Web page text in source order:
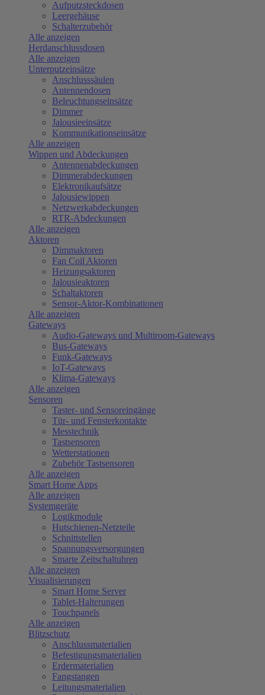
Aufputzsteckdosen
Leergehäuse
Schalterzubehör
Alle anzeigen
Herdanschlussdosen
Alle anzeigen
Unterputzeinsätze
Anschlusssäulen
Antennendosen
Beleuchtungseinsätze
Dimmer
Jalousieeinsätze
Kommunikationseinsätze
Alle anzeigen
Wippen und Abdeckungen
Antennenabdeckungen
Dimmerabdeckungen
Elektronikaufsätze
Jalousiewippen
Netzwerkabdeckungen
RTR-Abdeckungen
Alle anzeigen
Aktoren
Dimmaktoren
Fan Coil Aktoren
Heizungsaktoren
Jalousieaktoren
Schaltaktoren
Sensor-Aktor-Kombinationen
Alle anzeigen
Gateways
Audio-Gateways und Multiroom-Gateways
Bus-Gateways
Funk-Gateways
IoT-Gateways
Klima-Gateways
Alle anzeigen
Sensoren
Taster- und Sensoreingänge
Tür- und Fensterkontakte
Messtechnik
Tastsensoren
Wetterstationen
Zubehör Tastsensoren
Alle anzeigen
Smart Home Apps
Alle anzeigen
Systemgeräte
Logikmodule
Hutschienen-Netzteile
Schnittstellen
Spannungsversorgungen
Smarte Zeitschaltuhren
Alle anzeigen
Visualisierungen
Smart Home Server
Tablet-Halterungen
Touchpanels
Alle anzeigen
Blitzschutz
Anschlussmaterialien
Befestigungsmaterialien
Erdermaterialien
Fangstangen
Leitungsmaterialien